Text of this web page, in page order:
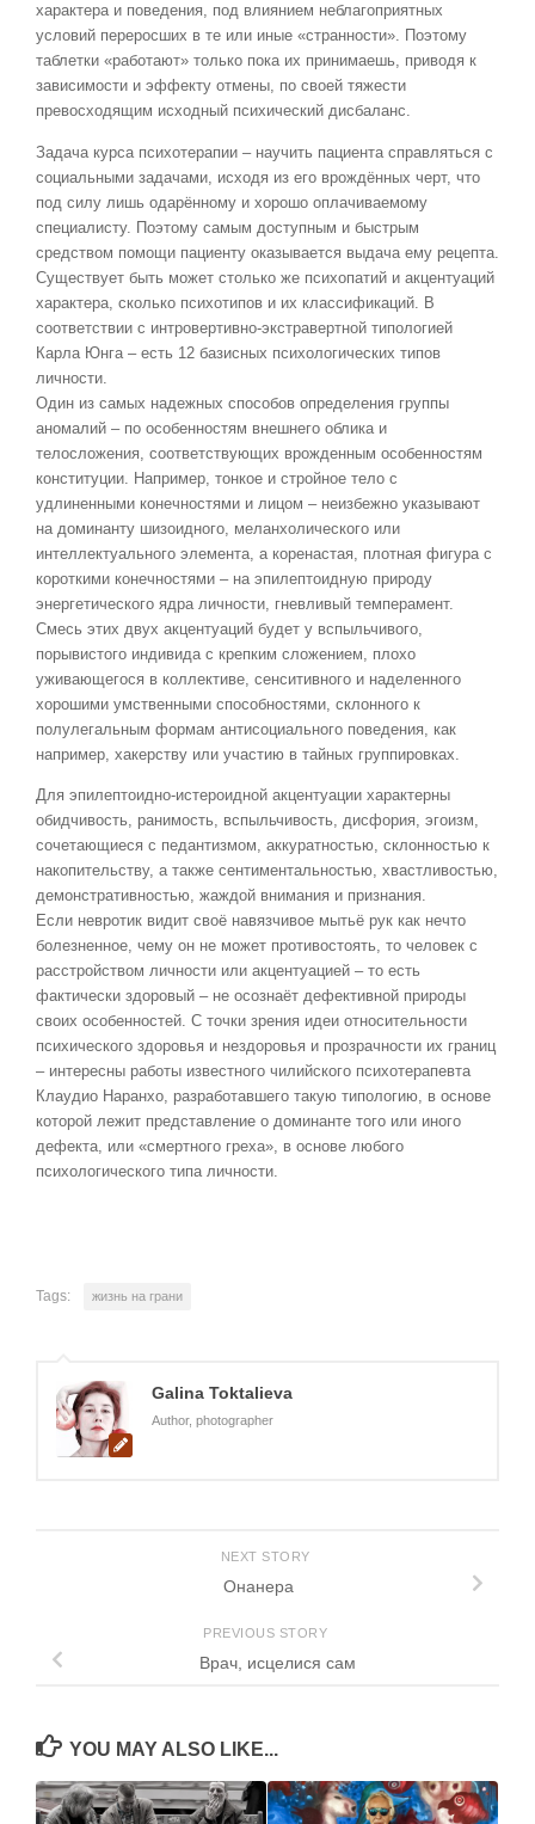
характера и поведения, под влиянием неблагоприятных
условий переросших в те или иные «странности». Поэтому
таблетки «работают» только пока их принимаешь, приводя к
зависимости и эффекту отмены, по своей тяжести
превосходящим исходный психический дисбаланс.
Задача курса психотерапии – научить пациента справляться с
социальными задачами, исходя из его врождённых черт, что
под силу лишь одарённому и хорошо оплачиваемому
специалисту. Поэтому самым доступным и быстрым
средством помощи пациенту оказывается выдача ему рецепта.
Существует быть может столько же психопатий и акцентуаций
характера, сколько психотипов и их классификаций. В
соответствии с интровертивно-экстравертной типологией
Карла Юнга – есть 12 базисных психологических типов
личности.
Один из самых надежных способов определения группы
аномалий – по особенностям внешнего облика и
телосложения, соответствующих врожденным особенностям
конституции. Например, тонкое и стройное тело с
удлиненными конечностями и лицом – неизбежно указывают
на доминанту шизоидного, меланхолического или
интеллектуального элемента, а коренастая, плотная фигура с
короткими конечностями – на эпилептоидную природу
энергетического ядра личности, гневливый темперамент.
Смесь этих двух акцентуаций будет у вспыльчивого,
порывистого индивида с крепким сложением, плохо
уживающегося в коллективе, сенситивного и наделенного
хорошими умственными способностями, склонного к
полулегальным формам антисоциального поведения, как
например, хакерству или участию в тайных группировках.
Для эпилептоидно-истероидной акцентуации характерны
обидчивость, ранимость, вспыльчивость, дисфория, эгоизм,
сочетающиеся с педантизмом, аккуратностью, склонностью к
накопительству, а также сентиментальностью, хвастливостью,
демонстративностью, жаждой внимания и признания.
Если невротик видит своё навязчивое мытьё рук как нечто
болезненное, чему он не может противостоять, то человек с
расстройством личности или акцентуацией – то есть
фактически здоровый – не осознаёт дефективной природы
своих особенностей. С точки зрения идеи относительности
психического здоровья и нездоровья и прозрачности их границ
– интересны работы известного чилийского психотерапевта
Клаудио Наранхо, разработавшего такую типологию, в основе
которой лежит представление о доминанте того или иного
дефекта, или «смертного греха», в основе любого
психологического типа личности.
Tags: жизнь на грани
Galina Toktalieva
Author, photographer
NEXT STORY
Онанера
PREVIOUS STORY
Врач, исцелися сам
YOU MAY ALSO LIKE...